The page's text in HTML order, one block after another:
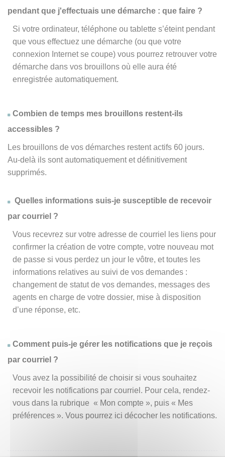
pendant que j'effectuais une démarche : que faire ?
Si votre ordinateur, téléphone ou tablette s’éteint pendant
que vous effectuez une démarche (ou que votre
connexion Internet se coupe) vous pourrez retrouver votre
démarche dans vos brouillons où elle aura été
enregistrée automatiquement.
Combien de temps mes brouillons restent-ils
accessibles ?
Les brouillons de vos démarches restent actifs 60 jours.
Au-delà ils sont automatiquement et définitivement
supprimés.
Quelles informations suis-je susceptible de recevoir
par courriel ?
Vous recevrez sur votre adresse de courriel les liens pour
confirmer la création de votre compte, votre nouveau mot
de passe si vous perdez un jour le vôtre, et toutes les
informations relatives au suivi de vos demandes :
changement de statut de vos demandes, messages des
agents en charge de votre dossier, mise à disposition
d’une réponse, etc.
Comment puis-je gérer les notifications que je reçois
par courriel ?
Vous avez la possibilité de choisir si vous souhaitez
recevoir les notifications par courriel. Pour cela, rendez-
vous dans la rubrique « Mon compte », puis « Mes
préférences ». Vous pourrez ici décocher les notifications.